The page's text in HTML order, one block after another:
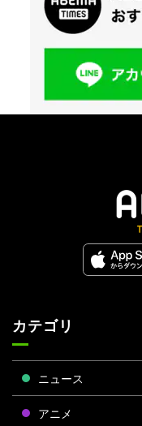
カテゴリ
ニュース
アニメ